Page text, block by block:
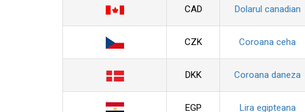
CAD Dolarul canadian
CZK Coroana ceha
DKK Coroana daneza
EGP Lira egipteana